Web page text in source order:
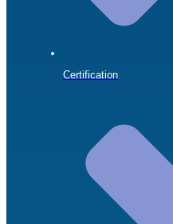
Certification